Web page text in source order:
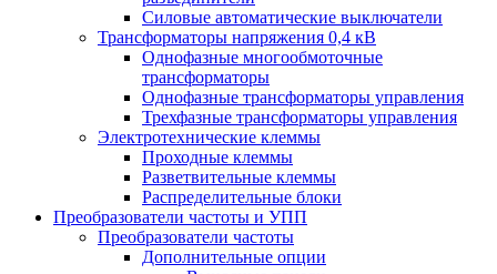
Силовые автоматические выключатели
Трансформаторы напряжения 0,4 кВ
Однофазные многообмоточные
трансформаторы
Однофазные трансформаторы управления
Трехфазные трансформаторы управления
Электротехнические клеммы
Проходные клеммы
Разветвительные клеммы
Распределительные блоки
Преобразователи частоты и УПП
Преобразователи частоты
Дополнительные опции